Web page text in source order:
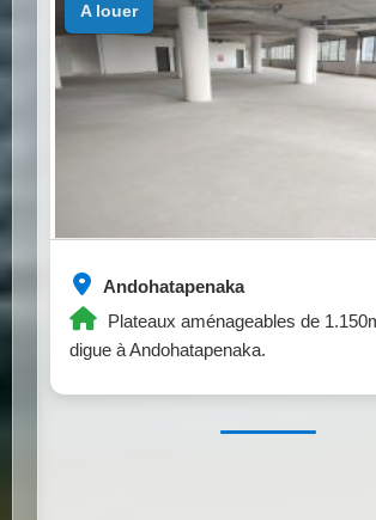
Andohatapenaka
Plateaux aménageables de
digue à Andohatapenaka.
a louer